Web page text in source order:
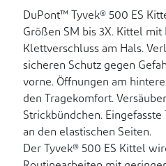
DuPont™ Tyvek® 500 ES
Größen SM bis 3X. Kittel mit
Klettverschluss am Hals.
sicheren Schutz gegen
vorne. Öffnungen am
den Tragekomfort.
Strickbündchen.
an den elastischen Seiten.
Der Tyvek® 500 ES Kittel